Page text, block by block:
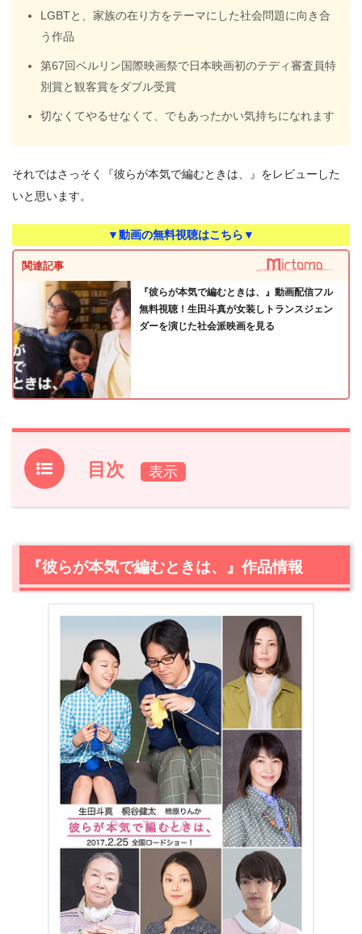
LGBTと、家族の在り方をテーマにした社会問題に向き合
う作品
第67回ベルリン国際映画祭で日本映画初のテディ審査員特
別賞と観客賞をダブル受賞
切なくてやるせなくて、でもあったかい気持ちになれます
それではさっそく『彼らが本気で編むときは、』をレビューした
いと思います。
▼動画の無料視聴はこちら▼
関連記事
『彼らが本気で編むときは、』動画配信フル
無料視聴！生田斗真が女装しトランスジェン
ダーを演じた社会派映画を見る
目次
1.『彼らが本気で編むときは、』作品情報
2.1 育児放棄された少女、トモ
2.2初めてのキャラ弁と、リンコの母と
世間一般の目、というもの
煩悩の供養、女と、女
『彼らが本気で編むときは、』感想
3.1“女”という生き物
3.2好きなシーンと、セリフなど。
『彼らが本気で編むときは、』あらすじ・ネタバレ感想
まとめ
『彼らが本気で編むときは、』作品情報